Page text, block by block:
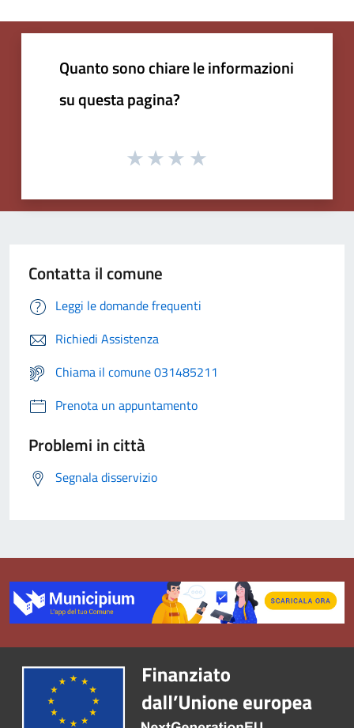
Quanto sono chiare le informazioni
su questa pagina?
Contatta il comune
Leggi le domande frequenti
Richiedi Assistenza
Chiama il comune 031485211
Prenota un appuntamento
Problemi in città
Segnala disservizio